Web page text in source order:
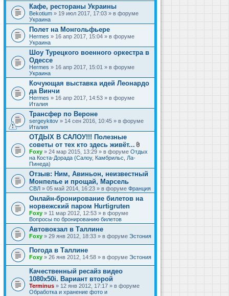
Кафе, рестораны Украины
Bekotium » 19 июл 2017, 17:03 » в форуме
Украина
Полет на Монгольфьере
Hermes » 16 апр 2017, 15:04 » в форуме
Украина
Шоу Турецкого военного оркестра в
Одессе
Hermes » 16 апр 2017, 15:01 » в форуме
Украина
Кочующая выставка идей Леонардо
да Винчи
Hermes » 16 апр 2017, 14:53 » в форуме
Италия
Трансфер по Вероне
sergeykitov » 14 сен 2016, 10:45 » в форуме
Италия
ОТДЫХ В САЛОУ!!! Полезные
советы от тех кто здесь живёт...
В
л
ж
е
и
я
Foxy » 24 мар 2015, 13:29 » в форуме Отдых
на Коста-Дорада (Салоу, Камбрильс, Ла-
Пинеда)
Отзыв: Ним, Авиньон, неизвестный
Монпелье и прощай, Марсель
СВЛ » 05 май 2014, 16:23 » в форуме Франция
Онлайн-бронирование билетов на
норвежский паром Hurtigruten
Foxy » 11 мар 2012, 12:53 » в форуме
Вопросы по бронированию билетов
Автовокзал в Таллине
Foxy » 29 янв 2012, 18:33 » в форуме Эстония
Погода в Таллине
Foxy » 26 янв 2012, 14:58 » в форуме Эстония
Качественный ресайз видео
1080x50i. Вариант второй
Terminus » 12 янв 2012, 17:17 » в форуме
Обработка и хранение фото и